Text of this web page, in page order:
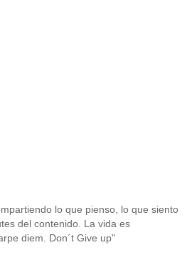
lo que pienso, lo que siento
del contenido. La vida es
diem. Don´t Give up"